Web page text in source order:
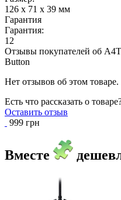
126 х 71 х 39 мм
Гарантия
Гарантия:
12
Отзывы покупателей об
Button
Нет отзывов об этом товаре.
Есть что рассказать о
Оставить отзыв
999 грн
Вместе